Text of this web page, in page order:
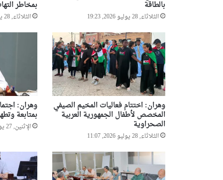
ب
ب
ل
ق
ا
ي
د
بالطاقة
الثلاثاء, 28 يوليو 2026, 19:23
بمخاطر
الثلاثاء, 28 يوليو 2026, 19:16
وهران: اختتام فعاليات المخيم الصيفي
المخصص لأطفال الجمهورية العربية
الصحراوية
الثلاثاء, 28 يوليو 2026, 11:07
وهران:
بمتابعة
الإثنين, 27 يوليو 2026, 20:09